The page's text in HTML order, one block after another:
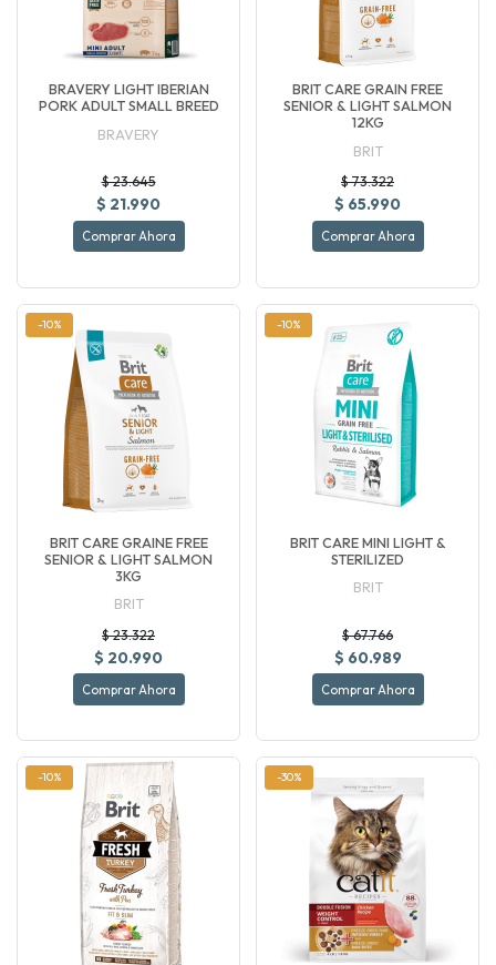
BRAVERY LIGHT IBERIAN
PORK ADULT SMALL BREED
BRAVERY
$ 23.645
$ 21.990
Comprar Ahora
BRIT CARE GRAIN FREE
SENIOR & LIGHT SALMON
12KG
BRIT
$ 73.322
$ 65.990
Comprar Ahora
-10%
BRIT CARE GRAINE FREE
SENIOR & LIGHT SALMON
3KG
BRIT
$ 23.322
$ 20.990
Comprar Ahora
-10%
BRIT CARE MINI LIGHT &
STERILIZED
BRIT
$ 67.766
$ 60.989
Comprar Ahora
-10% -30%